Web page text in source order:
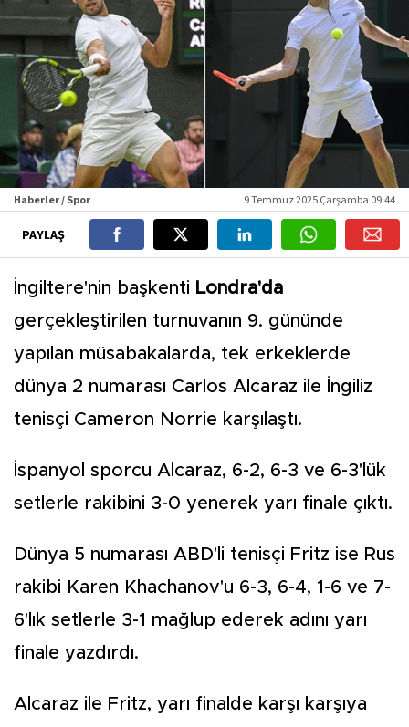
Haberler / Spor 9 Temmuz 2025 Çarşamba 09:44
PAYLAŞ
İngiltere'nin başkenti Londra'da
gerçekleştirilen turnuvanın 9. gününde
yapılan müsabakalarda, tek erkeklerde
dünya 2 numarası Carlos Alcaraz ile İngiliz
tenisçi Cameron Norrie karşılaştı.
İspanyol sporcu Alcaraz, 6-2, 6-3 ve 6-3'lük
setlerle rakibini 3-0 yenerek yarı finale çıktı.
Dünya 5 numarası ABD'li tenisçi Fritz ise Rus
rakibi Karen Khachanov'u 6-3, 6-4, 1-6 ve 7-
6'lık setlerle 3-1 mağlup ederek adını yarı
finale yazdırdı.
Alcaraz ile Fritz, yarı finalde karşı karşıya